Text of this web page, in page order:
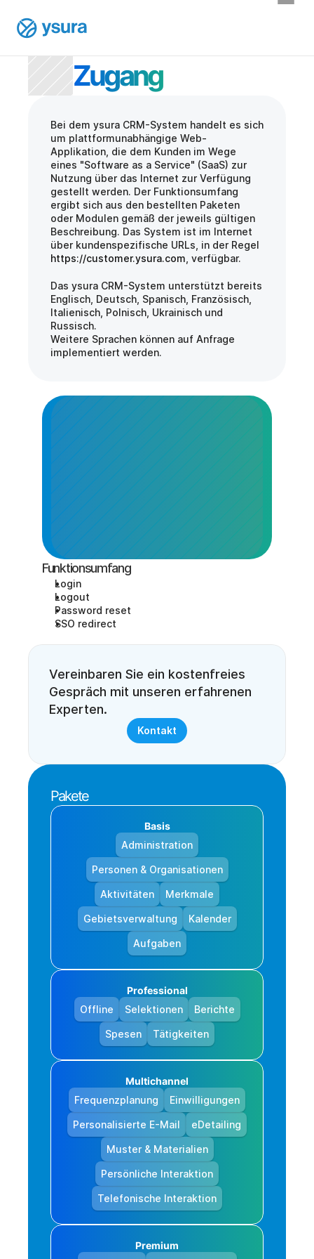
Zugang
Bei dem ysura CRM-System handelt es sich
um plattformunabhängige Web-
Applikation, die dem Kunden im Wege
eines "Software as a Service" (SaaS) zur
Nutzung über das Internet zur Verfügung
gestellt werden. Der Funktionsumfang
ergibt sich aus den bestellten Paketen
oder Modulen gemäß der jeweils gültigen
Beschreibung. Das System ist im Internet
https://customer.ysura.com , verfügbar.
Das ysura CRM-System unterstützt bereits
Englisch, Deutsch, Spanisch, Französisch,
Italienisch, Polnisch, Ukrainisch und
Russisch.
Weitere Sprachen können auf Anfrage
implementiert werden.
Funktionsumfang
Login
Logout
Password reset
SSO redirect
Vereinbaren Sie ein kostenfreies
Gespräch mit unseren erfahrenen
Experten.
Kontakt
Pakete
Basis
Administration
Personen & Organisationen
Aktivitäten Merkmale
Gebietsverwaltung Kalender
Aufgaben
Professional
Offline
Selektionen Berichte
Spesen Tätigkeiten
Multichannel
Frequenzplanung
Einwilligungen
Personalisierte E-Mail eDetailing
Muster & Materialien
Persönliche Interaktion
Telefonische Interaktion
Premium